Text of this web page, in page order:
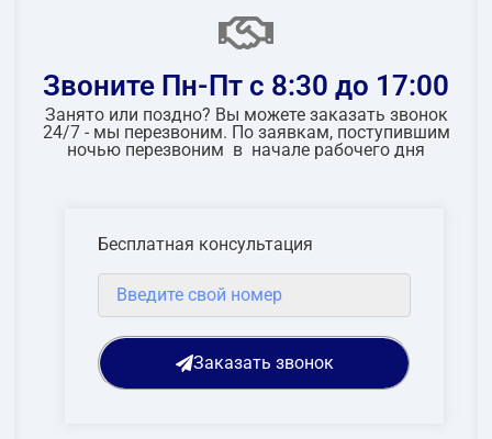
Звоните Пн-Пт с 8:30 до 17:00
Занято или поздно? Вы можете заказать звонок
24/7 - мы перезвоним. По заявкам, поступившим
ночью перезвоним в начале рабочего дня
Бесплатная консультация
Заказать звонок